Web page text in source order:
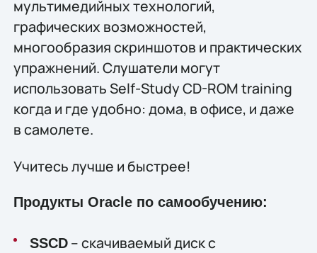
мультимедийных технологий,
графических возможностей,
многообразия скриншотов и практических
упражнений. Слушатели могут
использовать Self-Study CD-ROM training
когда и где удобно: дома, в офисе, и даже
в самолете.
Учитесь лучше и быстрее!
Продукты Oracle по самообучению:
SSCD– скачиваемый диск с